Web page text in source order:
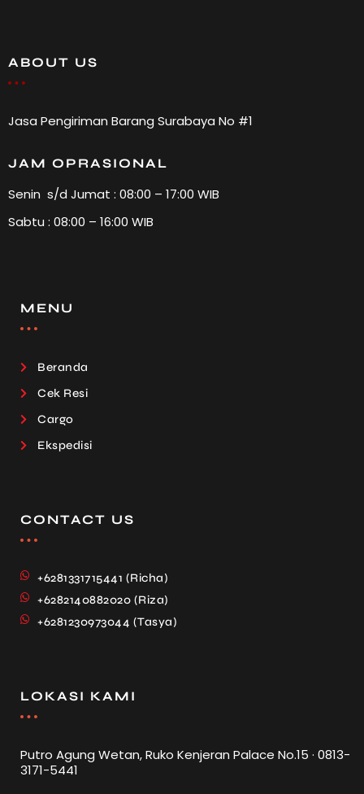
ABOUT US
Jasa Pengiriman Barang Surabaya No #1
JAM OPRASIONAL
Senin s/d Jumat : 08:00 – 17:00 WIB
Sabtu : 08:00 – 16:00 WIB
MENU
Beranda
Cek Resi
Cargo
Ekspedisi
CONTACT US
+6281331715441 (Richa)
+6282140882020 (Riza)
+6281230973044 (Tasya)
LOKASI KAMI
Putro Agung Wetan, Ruko Kenjeran Palace No.15 · 0813-
3171-5441